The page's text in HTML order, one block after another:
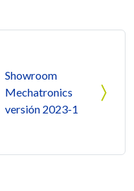
Showroom
Mechatronics
versión 2023-1